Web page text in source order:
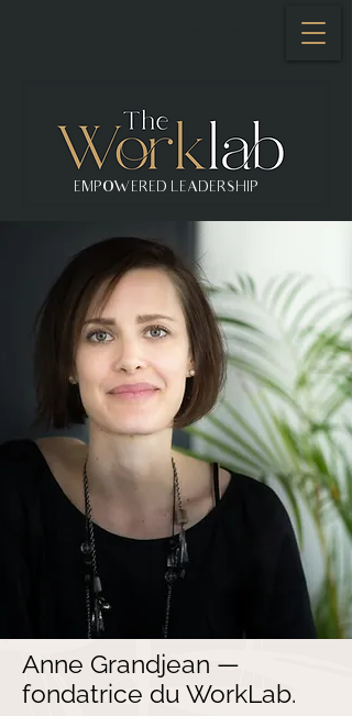
EMPOWERED LEADERSHIP
Anne Grandjean —
fondatrice du WorkLab.